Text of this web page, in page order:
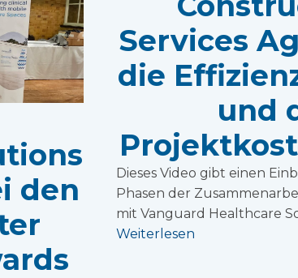
den
Services
die
und
Dieses Video gibt einen
Phasen der
mit Vanguard Healthcare
Weiterlesen